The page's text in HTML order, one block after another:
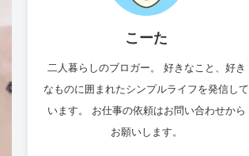
こーた
二人暮らしのブロガー。 好きなこと、好き
なものに囲まれたシンプルライフを発信して
います。 お仕事の依頼はお問い合わせから
お願いします。